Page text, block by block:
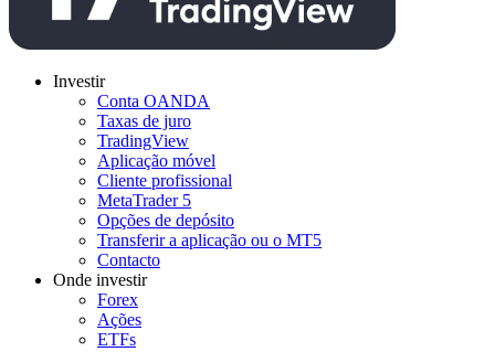
Investir
Conta OANDA
Taxas de juro
TradingView
Aplicação móvel
Cliente profissional
MetaTrader 5
Opções de depósito
Transferir a aplicação ou o MT5
Contacto
Onde investir
Forex
Ações
ETFs